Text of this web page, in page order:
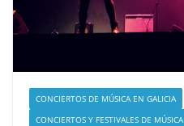
CONCIERTOS DE MÚSICA EN GALICIA
CONCIERTOS Y FESTIVALES DE MÚSICA